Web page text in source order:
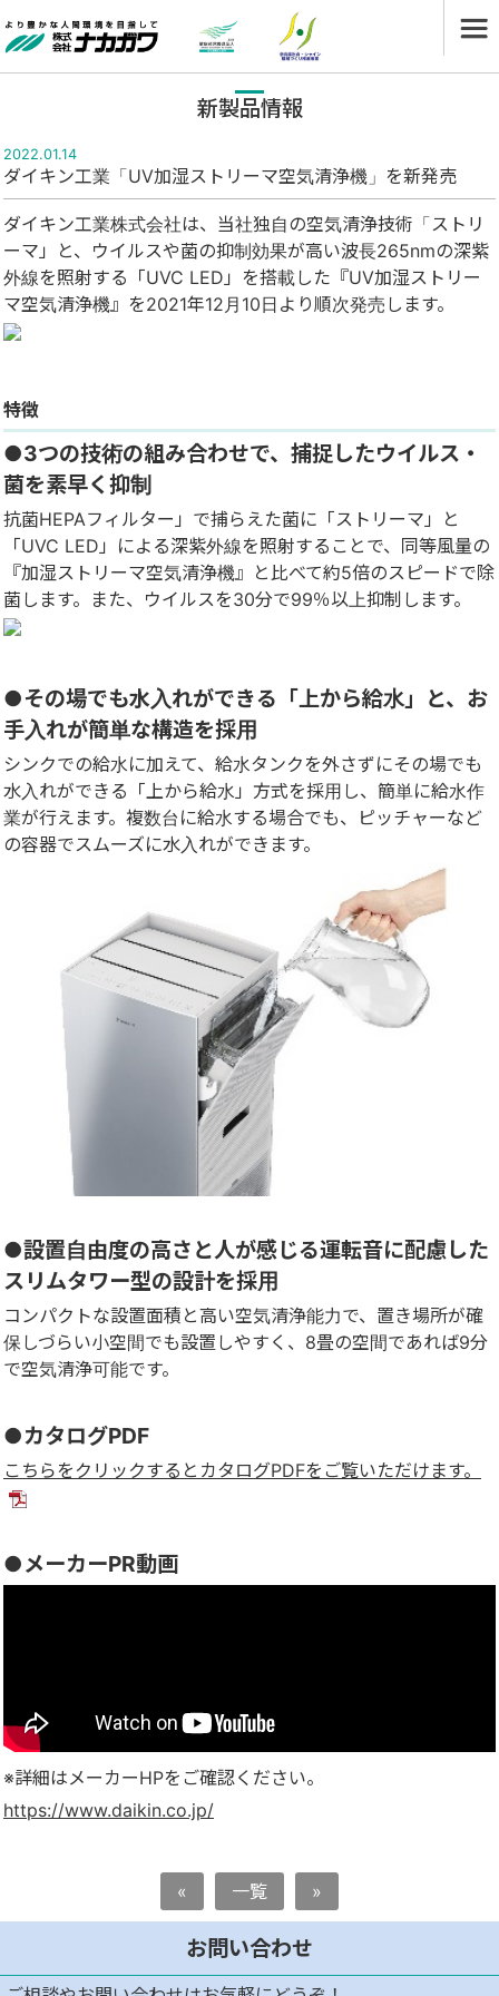
新製品情報
2022.01.14
ダイキン工業「UV加湿ストリーマ空気清浄機」を新発売
ダイキン工業株式会社は、当社独自の空気清浄技術「ストリ
ーマ」と、ウイルスや菌の抑制効果が高い波長265nmの深紫
外線を照射する「UVC LED」を搭載した『UV加湿ストリー
マ空気清浄機』を2021年12月10日より順次発売します。
特徴
●3つの技術の組み合わせで、捕捉したウイルス・
菌を素早く抑制
抗菌HEPAフィルター」で捕らえた菌に「ストリーマ」と
「UVC LED」による深紫外線を照射することで、同等風量の
『加湿ストリーマ空気清浄機』と比べて約5倍のスピードで除
菌します。また、ウイルスを30分で99％以上抑制します。
●その場でも水入れができる「上から給水」と、お
手入れが簡単な構造を採用
シンクでの給水に加えて、給水タンクを外さずにその場でも
水入れができる「上から給水」方式を採用し、簡単に給水作
業が行えます。複数台に給水する場合でも、ピッチャーなど
の容器でスムーズに水入れができます。
●設置自由度の高さと人が感じる運転音に配慮した
スリムタワー型の設計を採用
コンパクトな設置面積と高い空気清浄能力で、置き場所が確
保しづらい小空間でも設置しやすく、8畳の空間であれば9分
で空気清浄可能です。
●カタログPDF
こちらをクリックするとカタログPDFをご覧いただけます。
●メーカーPR動画
※詳細はメーカーHPをご確認ください。
https://www.daikin.co.jp/
« 一覧 »
お問い合わせ